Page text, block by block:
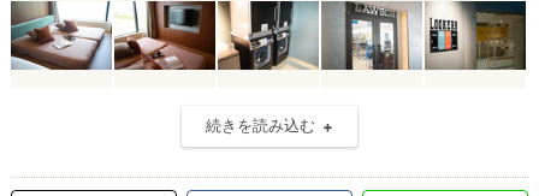
続きを読み込む